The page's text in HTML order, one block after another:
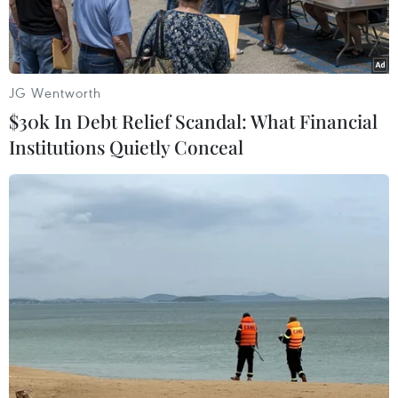
Reuters đưa tin, Ngày 31/12, người đứng đầu cơ
quan tình báo quân sự Israel, Thiếu tướng
Tamir Hayman cho rằng, Iran có thể lợi dụng
tầm ảnh hưởng gia tăng của nước này tại Iraq
để biến quốc gia Arab này thành vùng đệm
JG Wentworth
$30k In Debt Relief Scandal: What Financial
Institutions Quietly Conceal